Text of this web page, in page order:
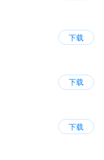
下载
下载
下载